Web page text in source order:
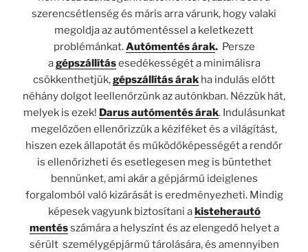
szerencsétlenség és máris arra várunk, hogy valaki
megoldja az autómentéssel a keletkezett
problémánkat.Autómentés árak. Persze
agépszállításesedékességét a minimálisra
csökkenthetjük,gépszállítás árak ha indulás előtt
néhány dolgot leellenőrzünk az autónkban. Nézzük hát,
melyek is ezek! Darus autómentés árak. Indulásunkat
megelőzően ellenőrizzük a kéziféket és a világítást,
hiszen ezek állapotát és működőképességét a rendőr
is ellenőrizheti és esetlegesen meg is büntethet
bennünket, ami akár a gépjármű ideiglenes
forgalomból való kizárását is eredményezheti. Mindig
képesek vagyunk biztosítani a kisteherautó
mentésszámára a helyszínt és az elengedő helyet a
sérült személygépjármű tárolására, és amennyiben